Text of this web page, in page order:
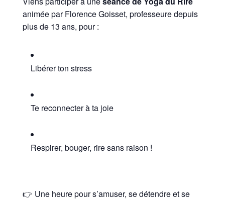
animée par Florence Goisset, professeure depuis
plus de 13 ans, pour :
Libérer ton stress
Te reconnecter à ta joie
Respirer, bouger, rire sans raison !
👉 Une heure pour s’amuser, se détendre et se